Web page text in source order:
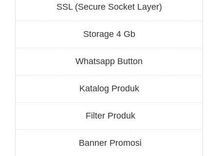
SSL (Secure Socket Layer)
Storage 4 Gb
Whatsapp Button
Katalog Produk
Filter Produk
Banner Promosi